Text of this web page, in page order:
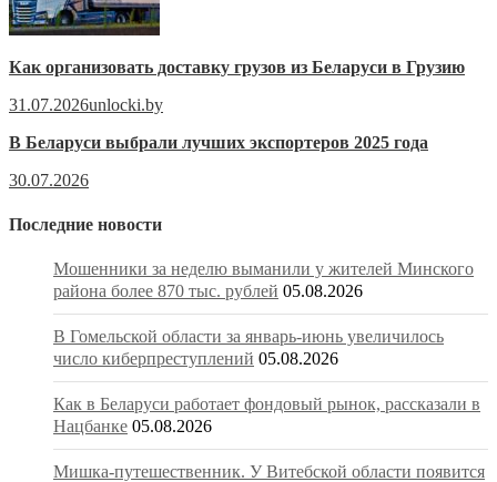
Как организовать доставку грузов из Беларуси в Грузию
31.07.2026unlocki.by
В Беларуси выбрали лучших экспортеров 2025 года
30.07.2026
Последние новости
Мошенники за неделю выманили у жителей Минского
района более 870 тыс. рублей 05.08.2026
В Гомельской области за январь-июнь увеличилось
число киберпреступлений 05.08.2026
Как в Беларуси работает фондовый рынок, рассказали в
Нацбанке 05.08.2026
Мишка-путешественник. У Витебской области появится